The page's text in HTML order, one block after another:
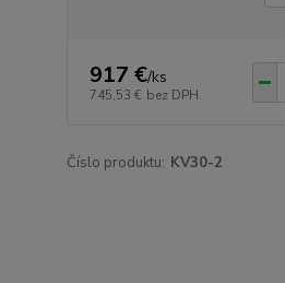
917 €/ks
745,53 € bez DPH
Číslo produktu: KV30-2